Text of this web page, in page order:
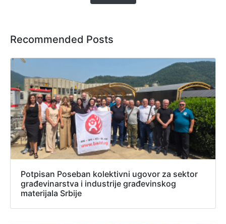
Recommended Posts
Potpisan Poseban kolektivni ugovor za sektor
građevinarstva i industrije građevinskog
materijala Srbije